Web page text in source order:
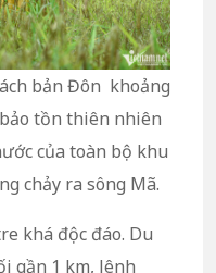
bản Đôn khoảng
tồn thiên nhiên
của toàn bộ khu
chảy ra sông Mã.
khá độc đáo. Du
gần 1 km, lênh